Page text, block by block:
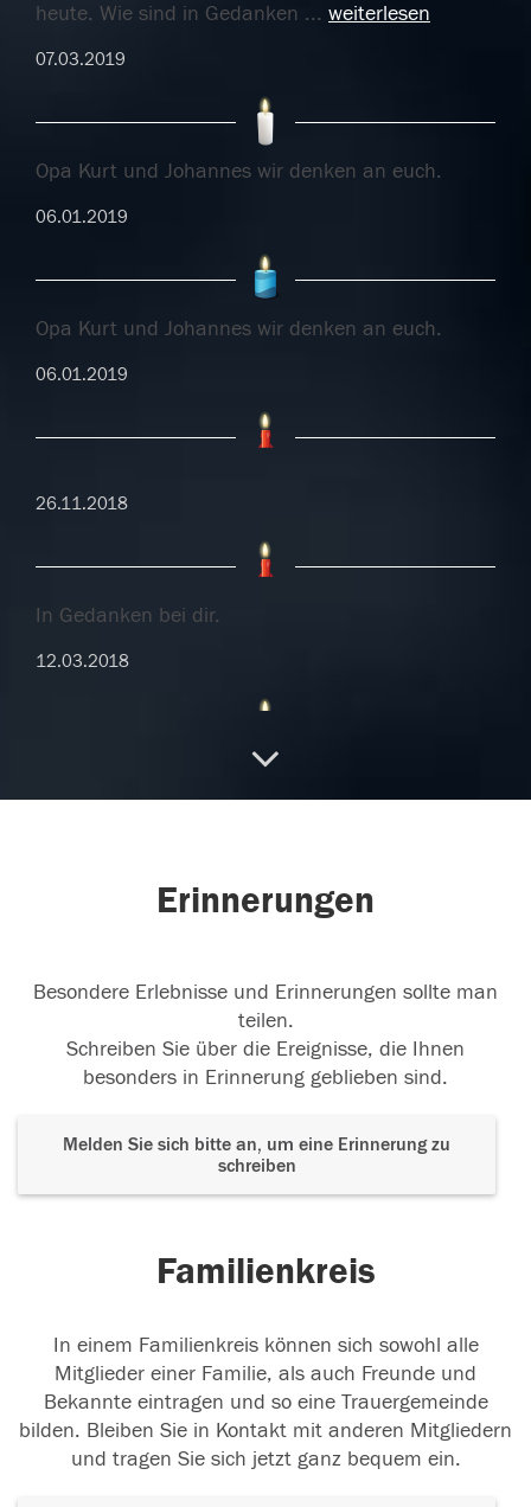
heute. Wie sind in Gedanken ... weiterlesen
07.03.2019
Opa Kurt und Johannes wir denken an euch.
06.01.2019
Opa Kurt und Johannes wir denken an euch.
06.01.2019
26.11.2018
In Gedanken bei dir.
12.03.2018
12.03.2018
Gottes sein.
12.03.2018
Erinnerungen
Besondere Erlebnisse und Erinnerungen sollte man
teilen.
Schreiben Sie über die Ereignisse, die Ihnen
besonders in Erinnerung geblieben sind.
Melden Sie sich bitte an, um eine Erinnerung zu
schreiben
Familienkreis
In einem Familienkreis können sich sowohl alle
Mitglieder einer Familie, als auch Freunde und
Bekannte eintragen und so eine Trauergemeinde
bilden. Bleiben Sie in Kontakt mit anderen Mitgliedern
und tragen Sie sich jetzt ganz bequem ein.